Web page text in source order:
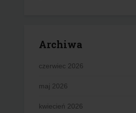
Archiwa
czerwiec 2026
maj 2026
kwiecień 2026